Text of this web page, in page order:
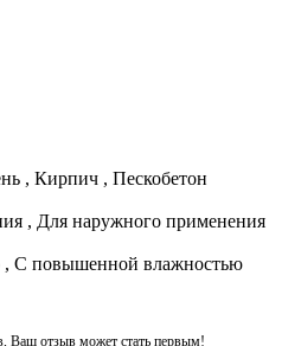
, Кирпич , Пескобетон
, Для наружного применения
, С повышенной влажностью
Ваш отзыв может стать первым!